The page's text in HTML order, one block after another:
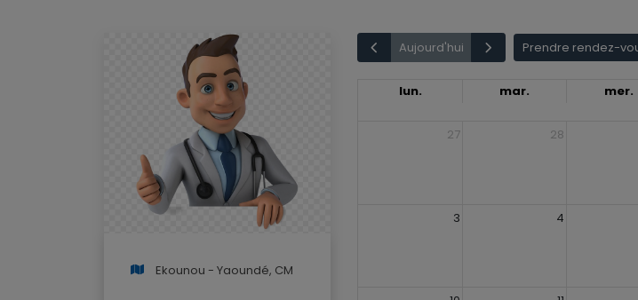
Ekounou - Yaoundé, CM
Aujourd'hui Prendre rendez-
lun. mar. mer.
27 28
3 4